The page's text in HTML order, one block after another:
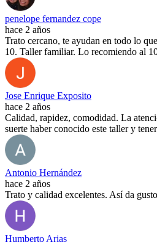
penelope fernandez cope
hace 2 años
Trato cercano, te ayudan en todo lo
10. Taller familiar. Lo recomiendo al
Jose Enrique Exposito
hace 2 años
Calidad, rapidez, comodidad. La
suerte haber conocido este taller y
Antonio Hernández
hace 2 años
Trato y calidad excelentes. Así da
Humberto Arias